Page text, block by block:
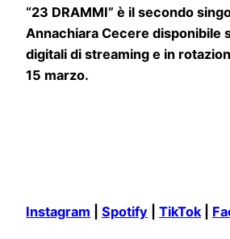
“23 DRAMMI” è il secondo
Annachiara Cecere disponibile
digitali di streaming e in
15 marzo.
Instagram Spotify TikTok